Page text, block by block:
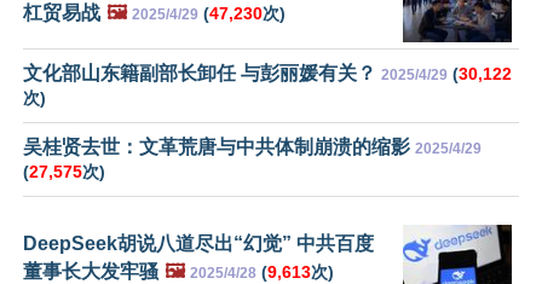
杠贸易战 🖼️ 2025/4/29 (47,230次)
文化部山东籍副部长卸任 与彭丽媛有关？ 2025/4/29 (30,122
次)
吴桂贤去世：文革荒唐与中共体制崩溃的缩影 2025/4/29
(27,575次)
DeepSeek胡说八道尽出“幻觉” 中共百度
董事长大发牢骚 🖼️ 2025/4/28 (9,613次)